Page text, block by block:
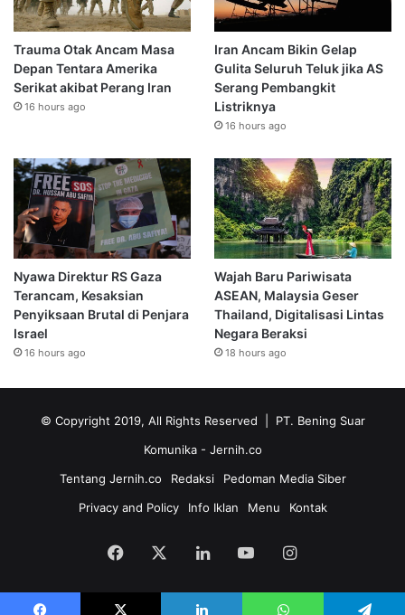
Trauma Otak Ancam Masa
Depan Tentara Amerika
Serikat akibat Perang Iran
16 hours ago
Iran Ancam Bikin Gelap
Gulita Seluruh Teluk jika AS
Serang Pembangkit
Listriknya
16 hours ago
Nyawa Direktur RS Gaza
Terancam, Kesaksian
Penyiksaan Brutal di Penjara
Israel
16 hours ago
Wajah Baru Pariwisata
ASEAN, Malaysia Geser
Thailand, Digitalisasi Lintas
Negara Beraksi
18 hours ago
© Copyright 2019, All Rights Reserved | PT. Bening Suar
Komunika - Jernih.co
Tentang Jernih.co
Redaksi
Pedoman Media Siber
Privacy and Policy
Info Iklan Menu Kontak
Facebook LinkedInYouTubeInstagram